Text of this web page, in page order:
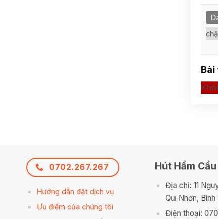
Bài
0702.267.267
Hướng dẫn đặt dịch vụ
Ưu điểm của chúng tôi
Hút Hầm
Địa chỉ: 11
Qui Nhơn,
Điện thoại: